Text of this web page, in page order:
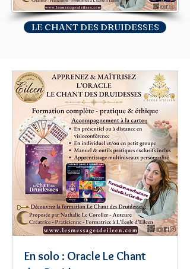
LE CHANT DES DRUIDESSES
En solo : Oracle Le Chant